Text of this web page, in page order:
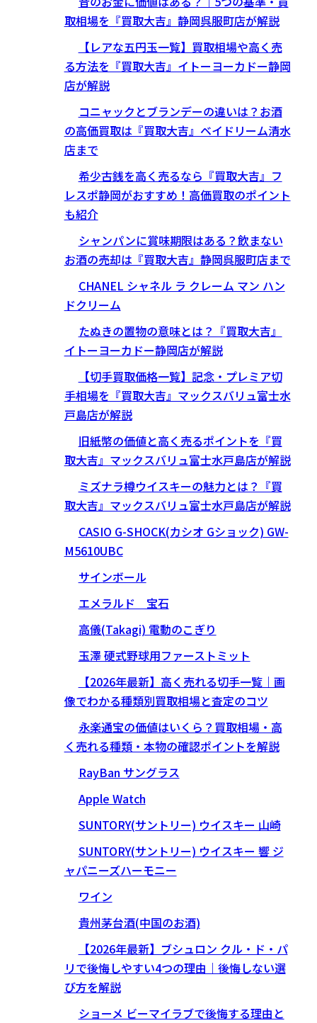
取相場を『買取大吉』静岡呉服町店が解説
【レアな五円玉一覧】買取相場や高く売
る方法を『買取大吉』イトーヨーカドー静岡
店が解説
コニャックとブランデーの違いは？お酒
の高価買取は『買取大吉』ベイドリーム清水
店まで
希少古銭を高く売るなら『買取大吉』フ
レスポ静岡がおすすめ！高価買取のポイント
も紹介
シャンパンに賞味期限はある？飲まない
お酒の売却は『買取大吉』静岡呉服町店まで
CHANEL シャネル ラ クレーム マン ハン
ドクリーム
たぬきの置物の意味とは？『買取大吉』
イトーヨーカドー静岡店が解説
【切手買取価格一覧】記念・プレミア切
手相場を『買取大吉』マックスバリュ富士水
戸島店が解説
旧紙幣の価値と高く売るポイントを『買
取大吉』マックスバリュ富士水戸島店が解説
ミズナラ樽ウイスキーの魅力とは？『買
取大吉』マックスバリュ富士水戸島店が解説
CASIO G-SHOCK(カシオ Gショック) GW-
M5610UBC
サインボール
エメラルド 宝石
高儀(Takagi) 電動のこぎり
玉澤 硬式野球用ファーストミット
【2026年最新】高く売れる切手一覧｜画
像でわかる種類別買取相場と査定のコツ
永楽通宝の価値はいくら？買取相場・高
く売れる種類・本物の確認ポイントを解説
RayBan サングラス
Apple Watch
SUNTORY(サントリー) ウイスキー 山崎
SUNTORY(サントリー) ウイスキー 響 ジ
ャパニーズハーモニー
ワイン
貴州茅台酒(中国のお酒)
【2026年最新】ブシュロン クル・ド・パ
リで後悔しやすい4つの理由｜後悔しない選
び方を解説
ショーメ ビーマイラブで後悔する理由と